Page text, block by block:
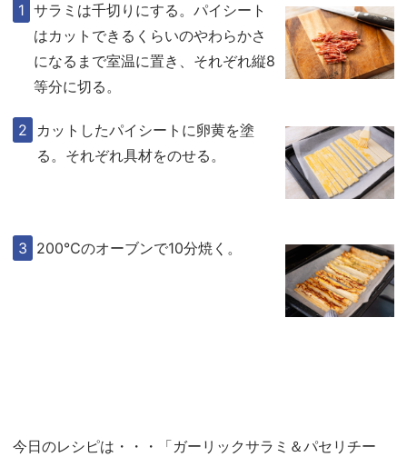
サラミは千切りにする。パイシート
はカットできるくらいのやわらかさ
になるまで室温に置き、それぞれ縦8
等分に切る。
カットしたパイシートに卵黄を塗
る。それぞれ具材をのせる。
200℃のオーブンで10分焼く。
今日のレシピは・・・「ガーリックサラミ＆パセリチー